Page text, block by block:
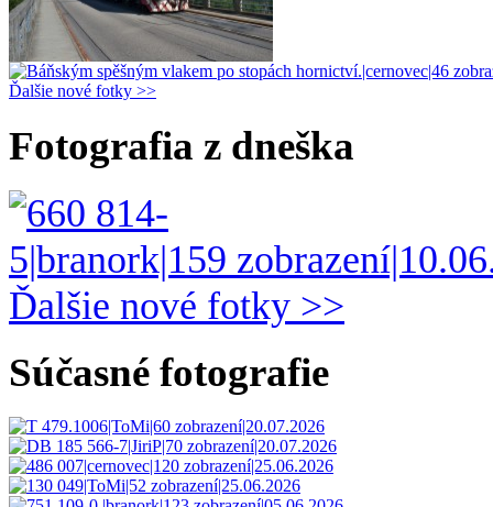
Ďalšie nové fotky >>
Fotografia z dneška
Ďalšie nové fotky >>
Súčasné fotografie